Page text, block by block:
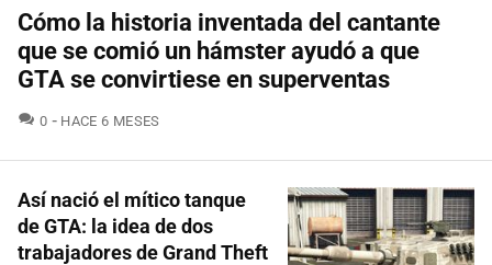
Cómo la historia inventada del cantante
que se comió un hámster ayudó a que
GTA se convirtiese en superventas
0 COMENTARIOS
HACE 6 MESES
Así nació el mítico tanque
de GTA: la idea de dos
trabajadores de Grand Theft